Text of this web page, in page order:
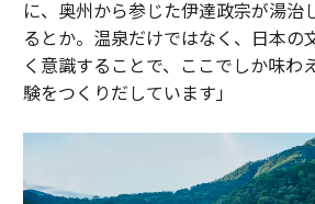
に、奥州から参じた伊達政宗が湯治
るとか。温泉だけではなく、日本の
く意識することで、ここでしか味わ
験をつくりだしています」